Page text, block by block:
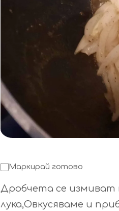
Маркирай готово
Дробчета се измиват
лука,Овкусяваме и